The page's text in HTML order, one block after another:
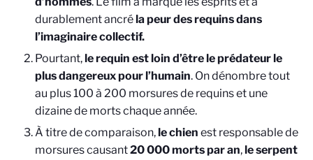
durablement ancréla peur des requins dans
l’imaginaire collectif.
Pourtant,le requin est loin d’être le prédateur le
plus dangereux pour l’humain. On dénombre tout
au plus 100 à 200 morsures de requins et une
dizaine de morts chaque année.
À titre de comparaison,le chien est responsable de
morsures causant20 000 morts par an,le serpent